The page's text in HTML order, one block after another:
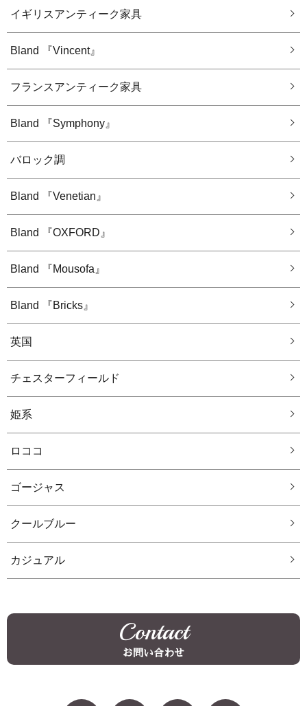
イギリスアンティーク家具
Bland 『Vincent』
フランスアンティーク家具
Bland 『Symphony』
バロック調
Bland 『Venetian』
Bland 『OXFORD』
Bland 『Mousofa』
Bland 『Bricks』
英国
チェスターフィールド
姫系
ロココ
ゴージャス
クールブルー
カジュアル
Contact
お問い合わせ